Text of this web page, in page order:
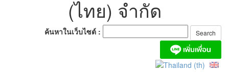
(ไทย) จำกัด
ค้นหาในเว็บไซต์ :